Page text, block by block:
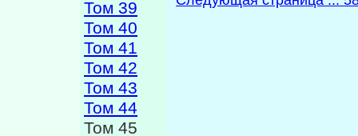
Том 39
Том 40
Том 41
Том 42
Том 43
Том 44
Том 45